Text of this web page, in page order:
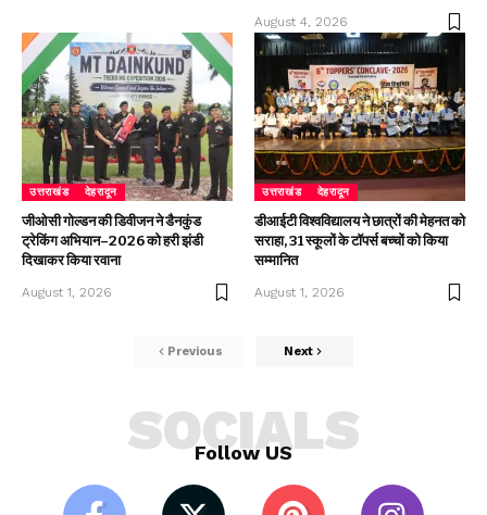
August 4, 2026
उत्तराखंड देहरादून
जीओसी गोल्डन की डिवीजन ने डैनकुंड
ट्रेकिंग अभियान–2026 को हरी झंडी
दिखाकर किया रवाना
August 1, 2026
उत्तराखंड देहरादून
डीआईटी विश्वविद्यालय ने छात्रों की मेहनत को
सराहा, 31 स्कूलों के टॉपर्स बच्चों को किया
सम्मानित
August 1, 2026
Previous Next
Follow US
SOCIALS